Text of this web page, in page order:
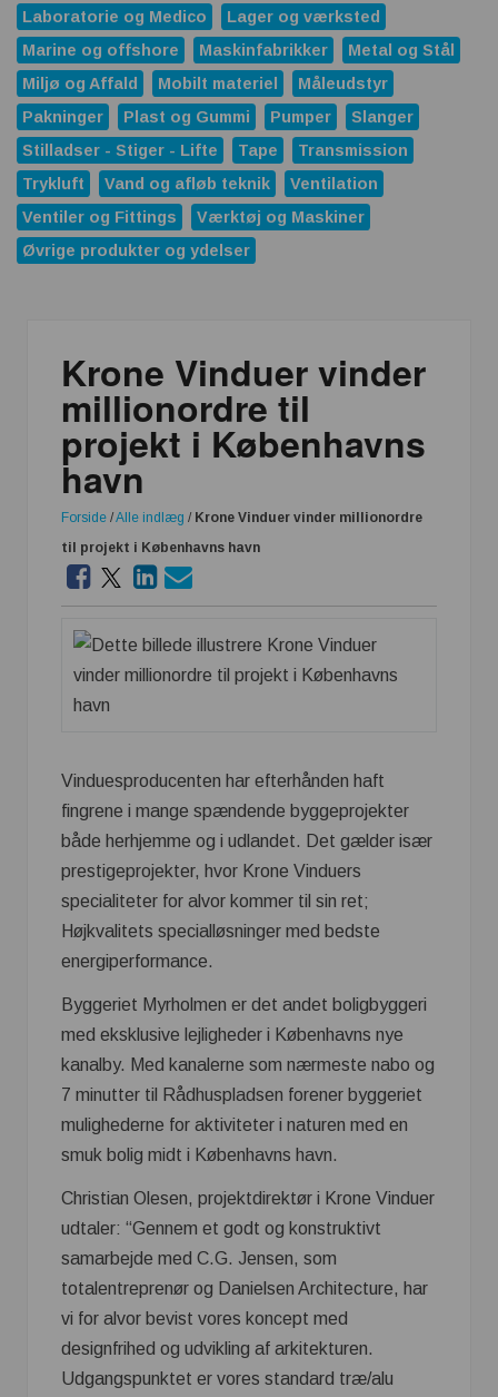
Laboratorie og Medico
Lager og værksted
Marine og offshore
Maskinfabrikker
Metal og Stål
Miljø og Affald
Mobilt materiel
Måleudstyr
Pakninger
Plast og Gummi Pumper
Slanger
Stilladser - Stiger - Lifte
Tape
Transmission
Trykluft
Vand og afløb teknik
Ventilation
Ventiler og Fittings
Værktøj og Maskiner
Øvrige produkter og ydelser
Krone Vinduer vinder
millionordre til
projekt i Københavns
havn
Forside /Alle indlæg / Krone Vinduer vinder millionordre
til projekt i Københavns havn
Vinduesproducenten har efterhånden haft
fingrene i mange spændende byggeprojekter
både herhjemme og i udlandet. Det gælder især
prestigeprojekter, hvor Krone Vinduers
specialiteter for alvor kommer til sin ret;
Højkvalitets specialløsninger med bedste
energiperformance.
Byggeriet Myrholmen er det andet boligbyggeri
med eksklusive lejligheder i Københavns nye
kanalby. Med kanalerne som nærmeste nabo og
7 minutter til Rådhuspladsen forener byggeriet
mulighederne for aktiviteter i naturen med en
smuk bolig midt i Københavns havn.
Christian Olesen, projektdirektør i Krone Vinduer
udtaler: “Gennem et godt og konstruktivt
samarbejde med C.G. Jensen, som
totalentreprenør og Danielsen Architecture, har
vi for alvor bevist vores koncept med
designfrihed og udvikling af arkitekturen.
Udgangspunktet er vores standard træ/alu